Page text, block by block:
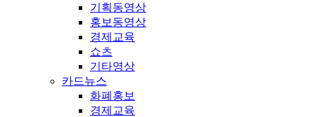
기획동영상
홍보동영상
경제교육
쇼츠
기타영상
카드뉴스
화폐홍보
경제교육